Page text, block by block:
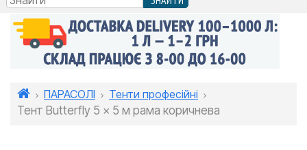
ПАРАСОЛІ
Тенти професійні
Тент Butterfly 5 x 5 м рама коричнева